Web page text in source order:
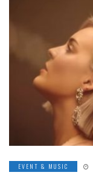
EVENT & MUSIC